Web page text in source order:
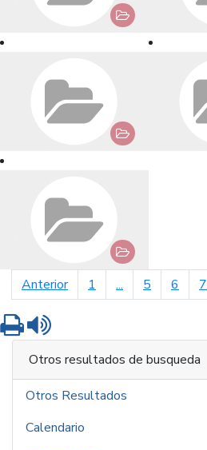
Anteriorpágina anterior
1 ... 5 6 7
Imprimir
Otros resultados de busqueda
Otros Resultados
Calendario